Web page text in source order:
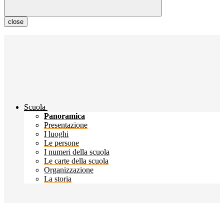
close
Scuola
Panoramica
Presentazione
I luoghi
Le persone
I numeri della scuola
Le carte della scuola
Organizzazione
La storia